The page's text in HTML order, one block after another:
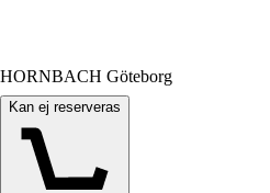
HORNBACH Göteborg
Kan ej reserveras